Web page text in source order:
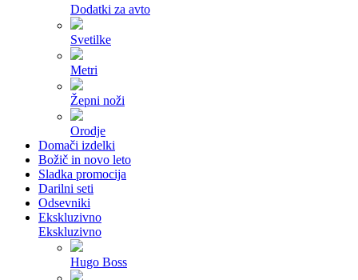
Dodatki za avto
Svetilke
Metri
Žepni noži
Orodje
Domači izdelki
Božič in novo leto
Sladka promocija
Darilni seti
Odsevniki
Ekskluzivno
Ekskluzivno
Hugo Boss